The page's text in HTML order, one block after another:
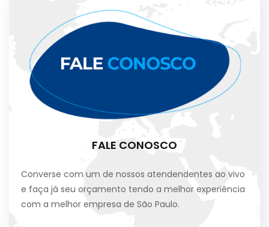
FALE CONOSCO
Converse com um de nossos atendendentes ao vivo
e faça já seu orçamento tendo a melhor experiência
com a melhor empresa de São Paulo.